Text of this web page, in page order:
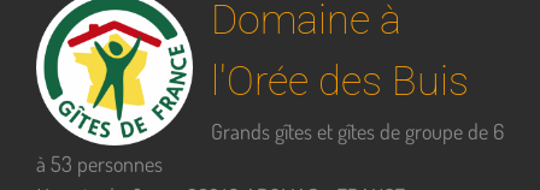
Domaine à
l'Orée des Buis
Grands gîtes et gîtes de groupe de 6
à 53 personnes